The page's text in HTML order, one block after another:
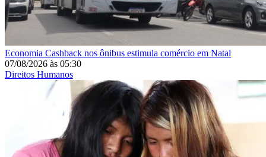
Economia Cashback nos ônibus estimula comércio em Natal
07/08/2026 às 05:30
Direitos Humanos